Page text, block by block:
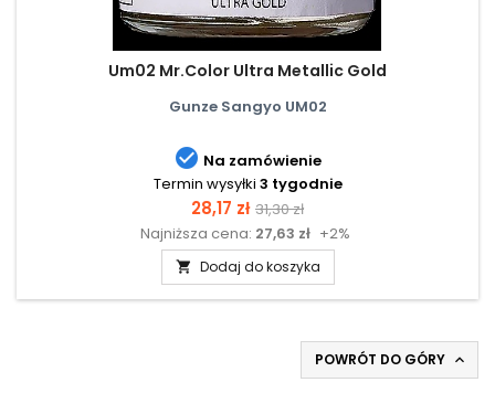
Um02 Mr.Color Ultra Metallic Gold
Gunze Sangyo UM02
 Na zamówienie
Termin wysyłki 3 tygodnie
Cena
28,17 zł Cena
podstawowa
31,30 zł
Najniższa cena: 27,63 zł +2%
 Dodaj do koszyka
POWRÓT DO GÓRY 